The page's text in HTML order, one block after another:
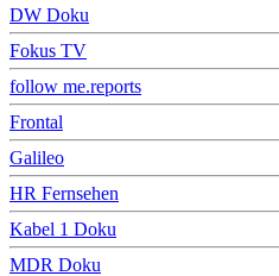
DW Doku
Fokus TV
follow me.reports
Frontal
Galileo
HR Fernsehen
Kabel 1 Doku
MDR Doku